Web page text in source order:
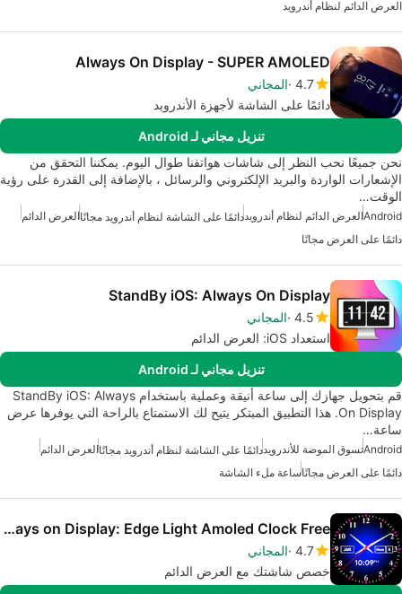
العرض الدائم لنظام أندرويد
Always On Display - SUPER AMOLED
4.7 المجاني
دائمًا على الشاشة لأجهزة الأندرويد
تنزيل مجاني لـ Android
نحن جميعًا نحب النظر إلى شاشات هواتفنا طوال اليوم. يمكننا التحقق من
الإشعارات الواردة والبريد الإلكتروني والرسائل ، بالإضافة إلى القدرة على رؤية
الوقت…
Androidالعرض الدائم لنظام أندرويددائمًا على الشاشة لنظام أندرويد مجانًاالعرض الدائم
دائمًا على العرض مجانًا
StandBy iOS: Always On Display
4.5 المجاني
استعداد iOS: العرض الدائم
تنزيل مجاني لـ Android
قم بتحويل جهازك إلى ساعة أنيقة وعملية باستخدام StandBy iOS: Always
On Display. هذا التطبيق المبتكر يتيح لك الاستمتاع بالراحة التي يوفرها عرض
ساعة…
Androidتسوق الموضة للأندرويددائمًا على الشاشة لنظام أندرويد مجانًاالعرض الدائم
دائمًا على العرض مجانًاساعة ملء الشاشة
Always on Display: Edge Light Amoled Clock Free
4.7 المجاني
خصص شاشتك مع العرض الدائم